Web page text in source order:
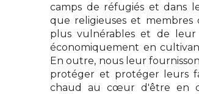
camps de réfugiés et dans
que religieuses et membres
plus vulnérables et de
économiquement en
En outre, nous leur
protéger et protéger leurs
chaud au cœur d'être en